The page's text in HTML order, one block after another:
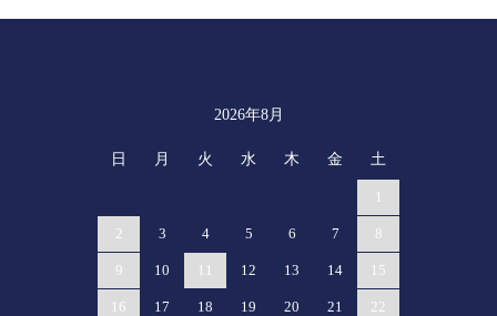
2026年8月
日 月 火 水 木 金 土
1
2 3 4 5 6 7 8
9 10 11 12 13 14 15
16 17 18 19 20 21 22